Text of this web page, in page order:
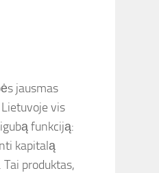
jausmas
vis
funkciją:
kapitalą
. Tai produktas,